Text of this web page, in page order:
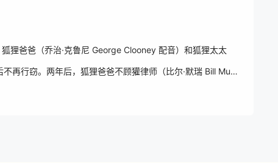
爸爸（乔治·克鲁尼 George Clooney 配音）和狐狸太太
再行窃。两年后，狐狸爸爸不顾獾律师（比尔·默瑞 Bill Murr
的狐狸儿子艾什（詹森·舒瓦兹曼 Jason Schwartzman 配
山和圣地亚哥影评人协会最佳改编剧本奖。